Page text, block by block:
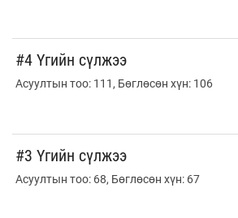
#4 Үгийн сүлжээ
Асуултын тоо: 111, Бөглөсөн хүн: 106
#3 Үгийн сүлжээ
Асуултын тоо: 68, Бөглөсөн хүн: 67